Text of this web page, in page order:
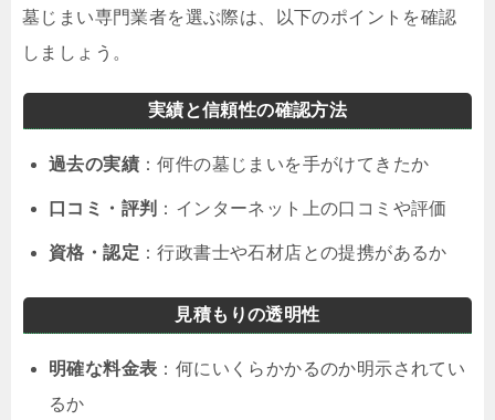
墓じまい専門業者を選ぶ際は、以下のポイントを確認
しましょう。
実績と信頼性の確認方法
過去の実績 ：何件の墓じまいを手がけてきたか
口コミ・評判 ：インターネット上の口コミや評価
資格・認定 ：行政書士や石材店との提携があるか
見積もりの透明性
明確な料金表 ：何にいくらかかるのか明示されてい
るか